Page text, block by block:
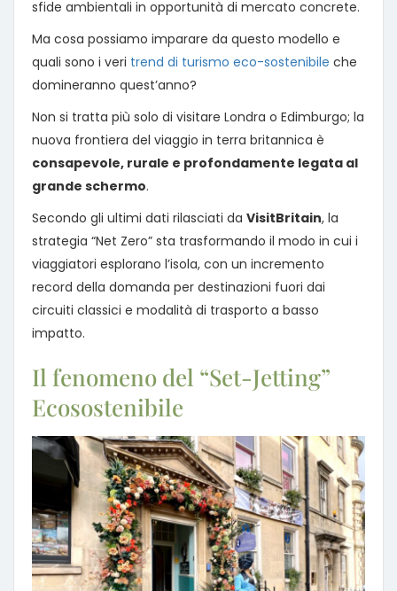
sfide ambientali in opportunità di mercato concrete.
Ma cosa possiamo imparare da questo modello e
quali sono i veri trend di turismo eco-sostenibile che
domineranno quest’anno?
Non si tratta più solo di visitare Londra o Edimburgo; la
nuova frontiera del viaggio in terra britannica è
consapevole, rurale e profondamente legata al
grande schermo.
Secondo gli ultimi dati rilasciati da VisitBritain, la
strategia “Net Zero” sta trasformando il modo in cui i
viaggiatori esplorano l’isola, con un incremento
record della domanda per destinazioni fuori dai
circuiti classici e modalità di trasporto a basso
impatto.
Il fenomeno del “Set-Jetting”
Ecosostenibile